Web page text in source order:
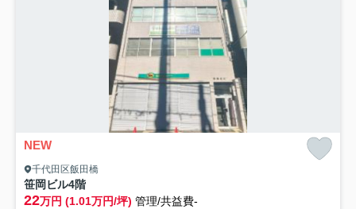
NEW
千代田区飯田橋
笹岡ビル4階
22万円 (1.01万円/坪) 管理/共益費-